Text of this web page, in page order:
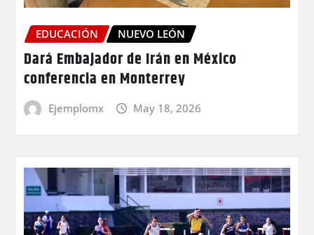
EDUCACIÓN NUEVO LEÓN
Dará Embajador de Irán en México
conferencia en Monterrey
Ejemplomx May 18, 2026